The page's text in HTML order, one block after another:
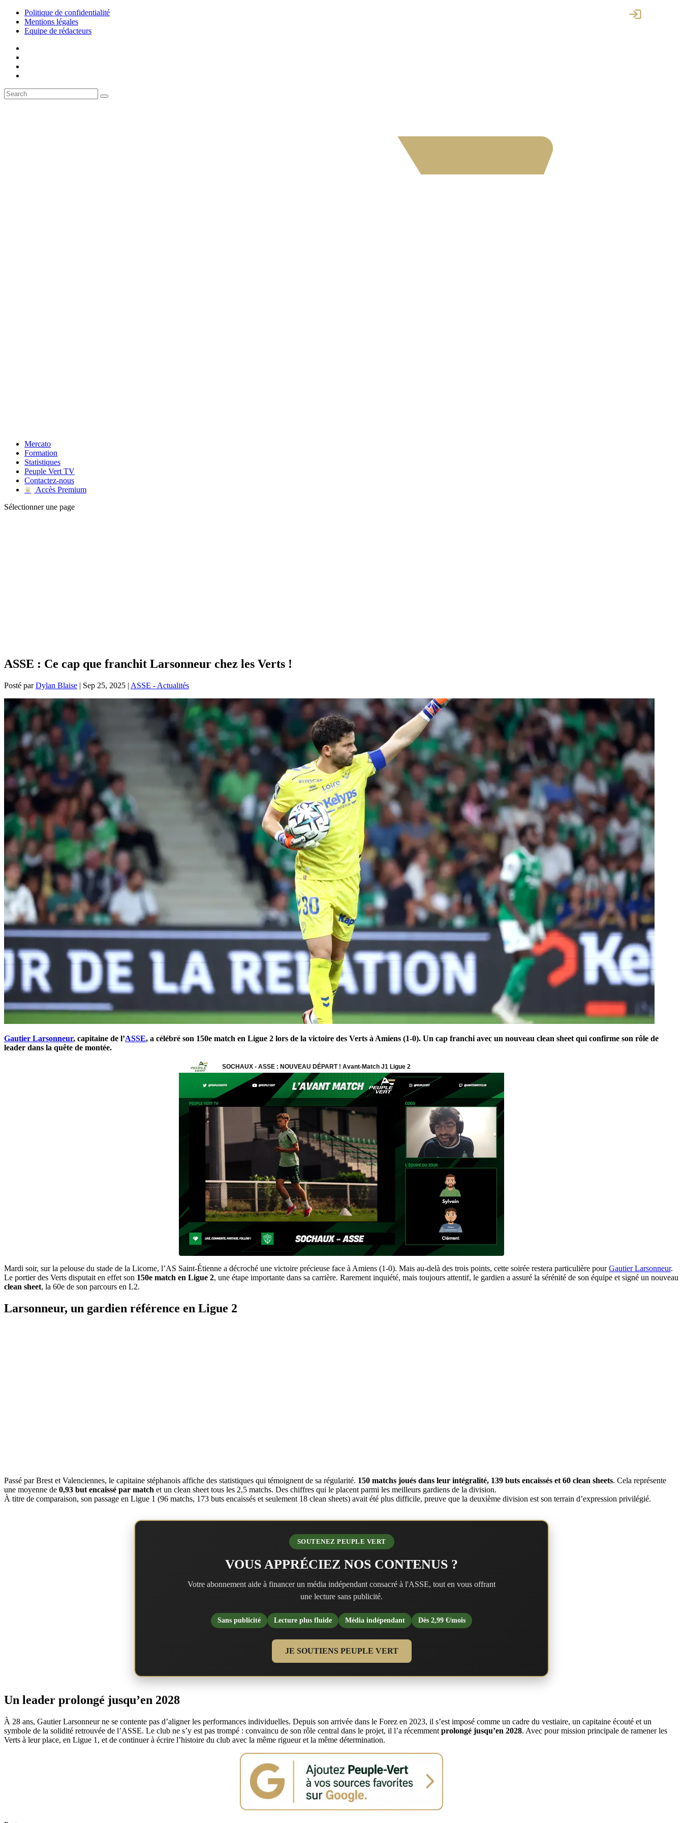
Politique de confidentialité
Mentions légales
Equipe de rédacteurs
Mercato
Formation
Statistiques
Peuple Vert TV
Contactez-nous
♛
Accès Premium
Sélectionner une page
ASSE : Ce cap que franchit Larsonneur chez les Verts !
Posté parDylan Blaise | Sep 25, 2025 | ASSE - Actualités
Gautier Larsonneur, capitaine de l’ASSE, a célébré son 150e match en Ligue 2 lors de la victoire des Verts à Amiens (1-0). Un cap franchi avec un nouveau clean sheet qui confirme son rôle de
leader dans la quête de montée.
Mardi soir, sur la pelouse du stade de la Licorne, l’AS Saint-Étienne a décroché une victoire précieuse face à Amiens (1-0). Mais au-delà des trois points, cette soirée restera particulière pourGautier Larsonneur.
Le portier des Verts disputait en effet son 150e match en Ligue 2, une étape importante dans sa carrière. Rarement inquiété, mais toujours attentif, le gardien a assuré la sérénité de son équipe et signé un nouveau
clean sheet, la 60e de son parcours en L2.
Larsonneur, un gardien référence en Ligue 2
Passé par Brest et Valenciennes, le capitaine stéphanois affiche des statistiques qui témoignent de sa régularité. 150 matchs joués dans leur intégralité, 139 buts encaissés et 60 clean sheets. Cela représente
une moyenne de 0,93 but encaissé par match et un clean sheet tous les 2,5 matchs. Des chiffres qui le placent parmi les meilleurs gardiens de la division.
À titre de comparaison, son passage en Ligue 1 (96 matchs, 173 buts encaissés et seulement 18 clean sheets) avait été plus difficile, preuve que la deuxième division est son terrain d’expression privilégié.
SOUTENEZ PEUPLE VERT
VOUS APPRÉCIEZ NOS CONTENUS ?
Votre abonnement aide à financer un média indépendant consacré à l'ASSE, tout en vous offrant
une lecture sans publicité.
Sans publicité Lecture plus fluide Média indépendant Dès 2,99 €/mois
JE SOUTIENS PEUPLE VERT
Un leader prolongé jusqu’en 2028
À 28 ans, Gautier Larsonneur ne se contente pas d’aligner les performances individuelles. Depuis son arrivée dans le Forez en 2023, il s’est imposé comme un cadre du vestiaire, un capitaine écouté et un
symbole de la solidité retrouvée de l’ASSE. Le club ne s’y est pas trompé : convaincu de son rôle central dans le projet, il l’a récemment prolongé jusqu’en 2028. Avec pour mission principale de ramener les
Verts à leur place, en Ligue 1, et de continuer à écrire l’histoire du club avec la même rigueur et la même détermination.